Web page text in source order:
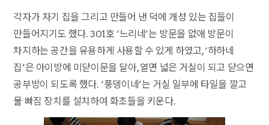
각자가 자기 집을 그리고 만들어 낸 덕에 개성 있는 집들이
만들어지기도 했다. 301호 ‘느리네’는 방문을 없애 방문이
차지하는 공간을 유용하게 사용할 수 있게 하였고, ‘하하네
집’은 아이방에 미닫이문을 달아, 열면 넓은 거실이 되고 닫으면
공부방이 되도록 했다. ‘풍뎅이네’는 거실 일부에 타일을 깔고
물 빠짐 장치를 설치하여 화초들을 키운다.